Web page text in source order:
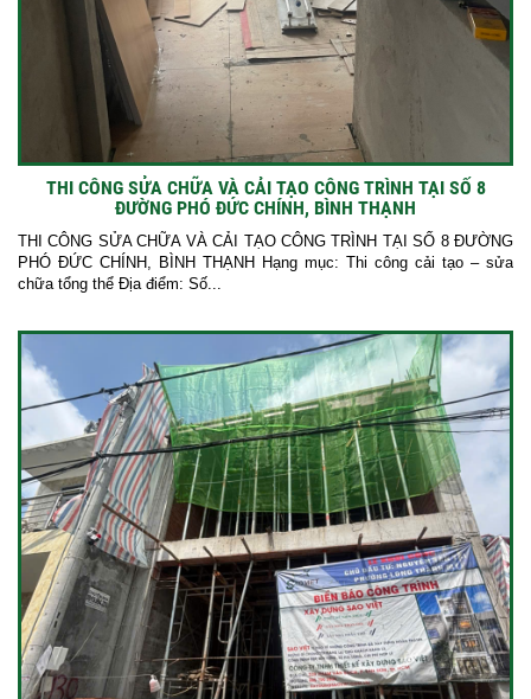
THI CÔNG SỬA CHỮA VÀ CẢI TẠO CÔNG TRÌNH TẠI SỐ 8
ĐƯỜNG PHÓ ĐỨC CHÍNH, BÌNH THẠNH
THI CÔNG SỬA CHỮA VÀ CẢI TẠO CÔNG TRÌNH TẠI SỐ 8 ĐƯỜNG
PHÓ ĐỨC CHÍNH, BÌNH THẠNH Hạng mục: Thi công cải tạo – sửa
chữa tổng thể Địa điểm: Số...